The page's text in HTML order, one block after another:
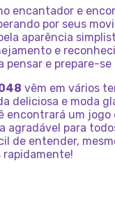
encantador e
por seus
aparência
e
pensar e prepare-
vêm em vários
deliciosa e moda
encontrará um
agradável para
de entender,
rapidamente!